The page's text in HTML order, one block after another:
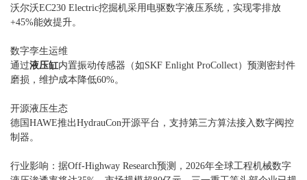
沃尔沃EC230 Electric挖掘机采用电驱数字液压系统，实现零排放
+45%能效提升。
数字孪生运维
通过液压缸内置振动传感器（如SKF Enlight ProCollect）预测密封件
磨损，维护成本降低60%。
开源液压生态
德国HAWE推出HydrauCon开源平台，支持第三方算法接入数字阀控
制器。
行业影响：据Off-Highway Research预测，2026年全球工程机械数字